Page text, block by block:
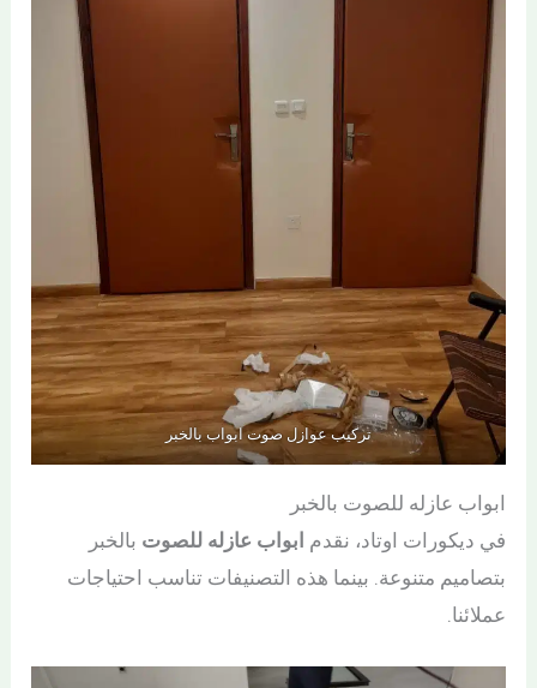
تركيب عوازل صوت ابواب بالخبر
ابواب عازله للصوت بالخبر
في ديكورات اوتاد، نقدم ابواب عازله للصوت بالخبر
بتصاميم متنوعة. بينما هذه التصنيفات تناسب احتياجات
عملائنا.